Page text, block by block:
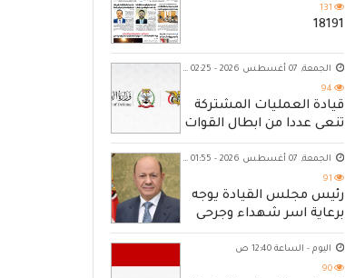
131
18191
الجمعة, 07 أغسطس 2026 - 02:25 ص
94
قيادة العمليات المشتركة
تنعى عددا من ابطال القوات
المسلحة
الجمعة, 07 أغسطس 2026 - 01:55 ص
91
رئيس مجلس القيادة يوجه
برعاية اسر شهداء وجرحى
الهجوم الإرهابي الحوثي والرد
الحازم على مصدر التهديد
اليوم - الساعة 12:40 ص
90